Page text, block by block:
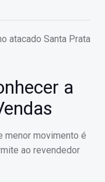
a
menor movimento é
ao revendedor